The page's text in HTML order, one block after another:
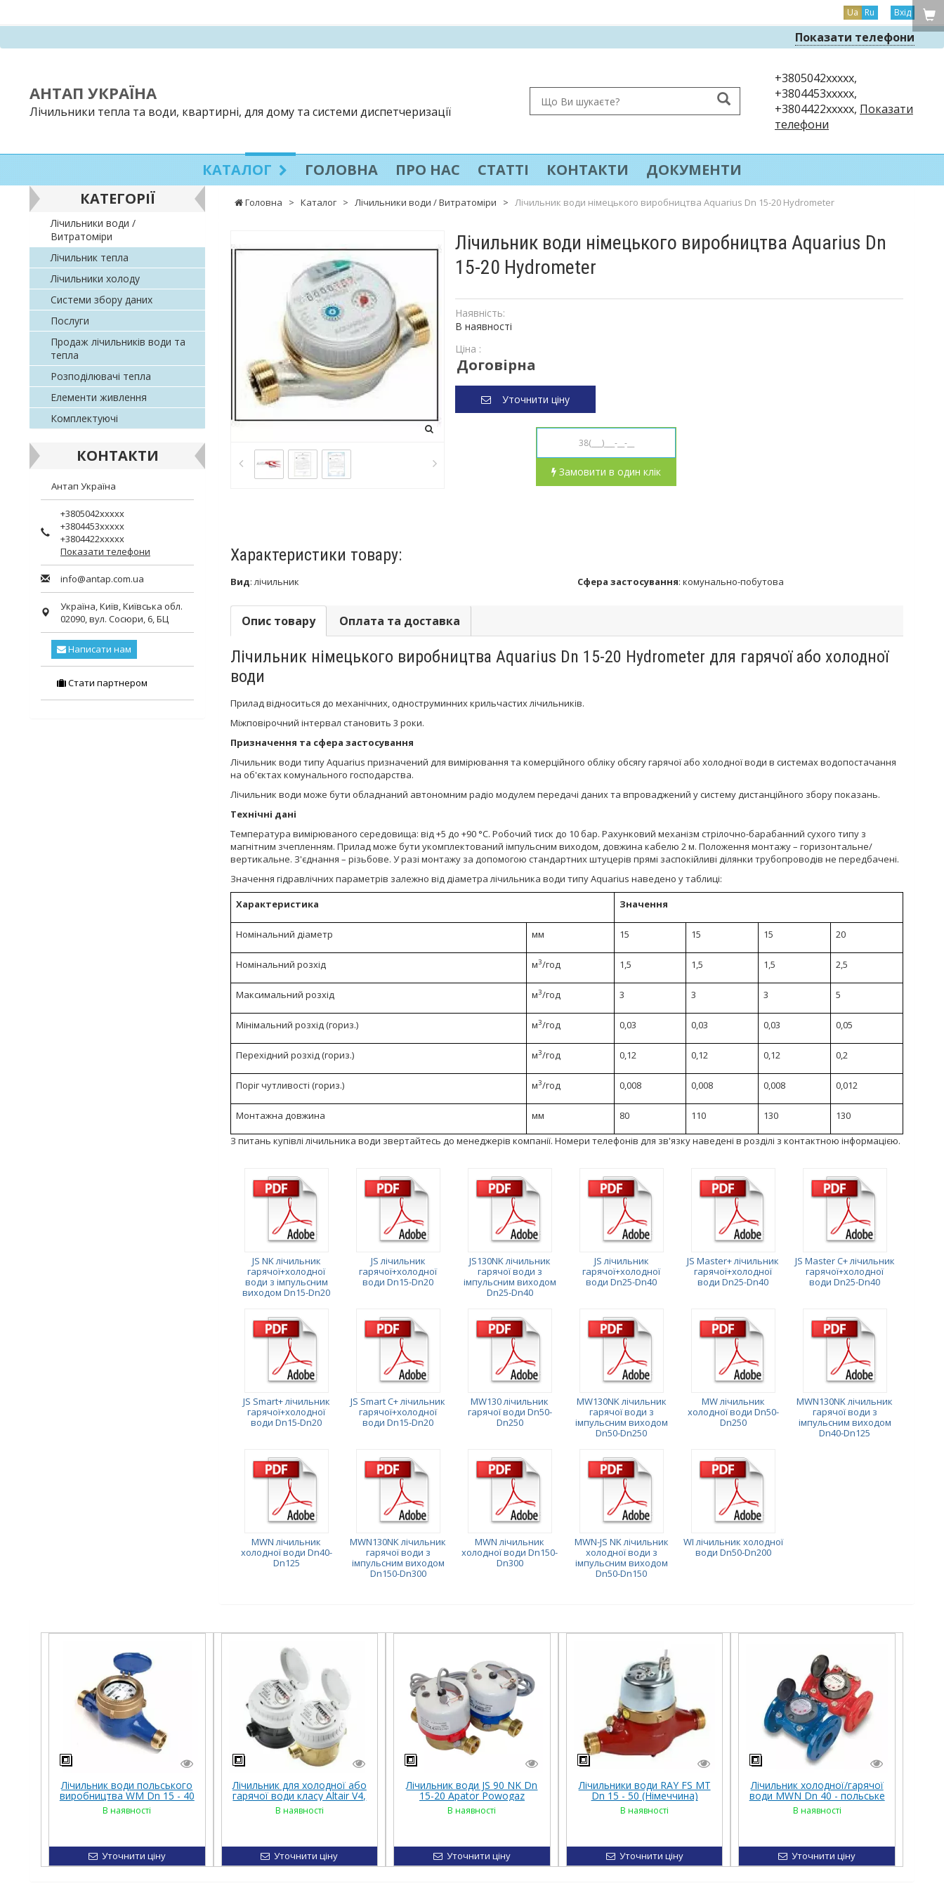
Ua Ru Вхід
Показати телефони
АНТАП УКРАЇНА
Лічильники тепла та води, квартирні, для дому та системи диспетчеризації
+3805042xxxxx,
+3804453xxxxx,
+3804422xxxxx, Показати
телефони
КАТАЛОГ ГОЛОВНА ПРО НАС СТАТТІ КОНТАКТИ ДОКУМЕНТИ
Головна > Каталог > Лічильники води / Витратоміри > Лічильник води німецького виробництва Aquarius Dn 15-20 Hydrometer
Лічильник води німецького виробництва Aquarius Dn
15-20 Hydrometer
Наявність:
В наявності
Ціна :
Договірна
Уточнити ціну
Замовити в один клік
Характеристики товару:
Вид:лічильник Сфера застосування: комунально-побутова
Опис товару Оплата та доставка
Лічильник німецького виробництва Aquarius Dn 15-20 Hydrometer для гарячої або холодної
води
Прилад відноситься до механічних, одноструминних крильчастих лічильників.
Міжповірочний інтервал становить 3 роки.
Призначення та сфера застосування
Лічильник води типу Aquarius призначений для вимірювання та комерційного обліку обсягу гарячої або холодної води в системах водопостачання
на об'єктах комунального господарства.
Лічильник води може бути обладнаний автономним радіо модулем передачі даних та впроваджений у систему дистанційного збору показань.
Технічні дані
Температура вимірюваного середовища: від +5 до +90 °С. Робочий тиск до 10 бар. Рахунковий механізм стрілочно-барабанний сухого типу з
магнітним зчепленням. Прилад може бути укомплектований імпульсним виходом, довжина кабелю 2 м. Положення монтажу – горизонтальне/
вертикальне. З'єднання – різьбове. У разі монтажу за допомогою стандартних штуцерів прямі заспокійливі ділянки трубопроводів не передбачені.
Значення гідравлічних параметрів залежно від діаметра лічильника води типу Aquarius наведено у таблиці:
Характеристика
Значення
Номінальний діаметр мм 15 15 15 20
Номінальний розхід м3/год 1,5 1,5 1,5 2,5
Максимальний розхід м3/год 3 3 3 5
Мінімальний розхід (гориз.) м3/год 0,03 0,03 0,03 0,05
Перехідний розхід (гориз.) м3/год 0,12 0,12 0,12 0,2
Поріг чутливості (гориз.) м3/год 0,008 0,008 0,008 0,012
Монтажна довжина мм 80 110 130
130
З питань купівлі лічильника води звертайтесь до менеджерів компанії. Номери телефонів для зв'язку наведені в розділі з контактною інформацією.
JS NK лічильник
гарячої+холодної
води з імпульсним
виходом Dn15-Dn20
JS лічильник
гарячої+холодної
води Dn15-Dn20
JS130NK лічильник
гарячої води з
імпульсним виходом
Dn25-Dn40
JS лічильник
гарячої+холодної
води Dn25-Dn40
JS Master+ лічильник
гарячої+холодної
води Dn25-Dn40
JS Master C+ лічильник
гарячої+холодної
води Dn25-Dn40
JS Smart+ лічильник
гарячої+холодної
води Dn15-Dn20
JS Smart C+ лічильник
гарячої+холодної
води Dn15-Dn20
MW130 лічильник
гарячої води Dn50-
Dn250
MW130NK лічильник
гарячої води з
імпульсним виходом
Dn50-Dn250
MW лічильник
холодної води Dn50-
Dn250
MWN130NK лічильник
гарячої води з
імпульсним виходом
Dn40-Dn125
MWN лічильник
холодної води Dn40-
Dn125
MWN130NK лічильник
гарячої води з
імпульсним виходом
Dn150-Dn300
MWN лічильник
холодної води Dn150-
Dn300
MWN-JS NK лічильник
холодної води з
імпульсним виходом
Dn50-Dn150
WI лічильник холодної
води Dn50-Dn200
КАТЕГОРІЇ
Лічильники води /
Витратоміри
Лічильник тепла
Лічильники холоду
Системи збору даних
Послуги
Продаж лічильників води та
тепла
Розподілювачі тепла
Елементи живлення
Комплектуючі
КОНТАКТИ
Антап Україна
+3805042xxxxx
+3804453xxxxx
+3804422xxxxx
Показати телефони
info@antap.com.ua
Україна,Київ,Київська обл.
02090, вул. Сосюри, 6, БЦ
Написати нам
Стати партнером
Лічильник води польського
виробництва WM Dn 15 - 40
В наявності
Уточнити ціну
Лічильник для холодної або
гарячої води класу Altair V4,
латунь
В наявності
Уточнити ціну
Лічильник води JS 90 NK Dn
15-20 Apator Powogaz
(Польща)
В наявності
Уточнити ціну
Лічильники води RAY FS MT
Dn 15 - 50 (Німеччина)
В наявності
Уточнити ціну
Лічильник холодної/гарячої
води MWN Dn 40 - польське
виробництво
В наявності
Уточнити ціну